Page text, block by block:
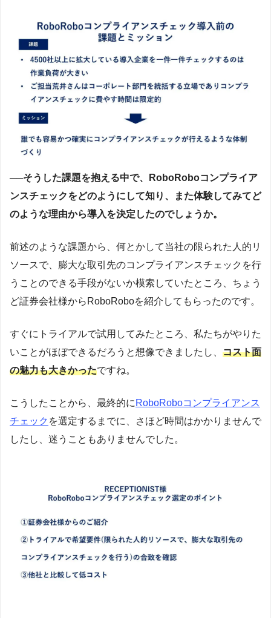
──そうした課題を抱える中で、RoboRoboコンプライア
ンスチェックをどのようにして知り、また体験してみてど
のような理由から導入を決定したのでしょうか。
前述のような課題から、何とかして当社の限られた人的リ
ソースで、膨大な取引先のコンプライアンスチェックを行
うことのできる手段がないか模索していたところ、ちょう
ど証券会社様からRoboRoboを紹介してもらったのです。
すぐにトライアルで試用してみたところ、私たちがやりた
いことがほぼできるだろうと想像できましたし、 コスト面
の魅力も大きかったですね。
こうしたことから、最終的に RoboRoboコンプライアンス
チェック を選定するまでに、さほど時間はかかりませんで
したし、迷うこともありませんでした。